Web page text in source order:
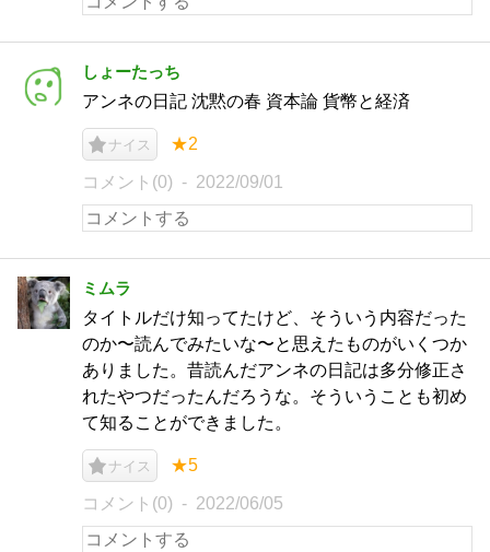
しょーたっち
アンネの日記 沈黙の春 資本論 貨幣と経済
ナイス ★2
コメント(0) 2022/09/01
ミムラ
タイトルだけ知ってたけど、そういう内容だった
のか〜読んでみたいな〜と思えたものがいくつか
ありました。昔読んだアンネの日記は多分修正さ
れたやつだったんだろうな。そういうことも初め
て知ることができました。
ナイス ★5
コメント(0) 2022/06/05